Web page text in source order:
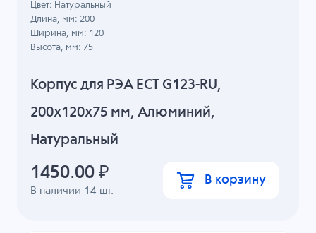
Корпус для РЭА ECT G123-RU,
200x120x75 мм, Алюминий,
Натуральный
В наличии 14 шт.
Цвет: Натуральный
Длина, мм: 200
Ширина, мм: 120
Высота, мм: 75
1450.00 ₽ В корзину